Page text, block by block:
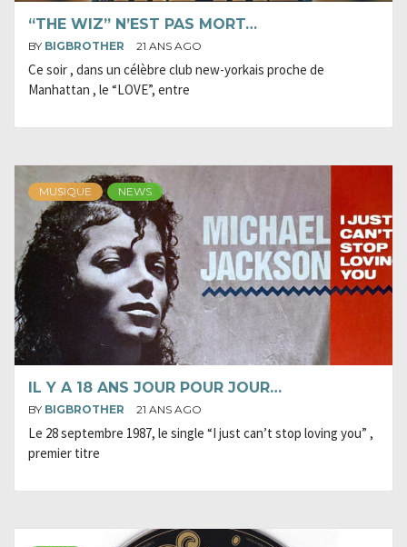
“THE WIZ” N’EST PAS MORT…
BY BIGBROTHER 21 ANS AGO
Ce soir , dans un célèbre club new-yorkais proche de
Manhattan , le “LOVE”, entre
MUSIQUE NEWS
IL Y A 18 ANS JOUR POUR JOUR…
BY BIGBROTHER 21 ANS AGO
Le 28 septembre 1987, le single “I just can’t stop loving you” ,
premier titre